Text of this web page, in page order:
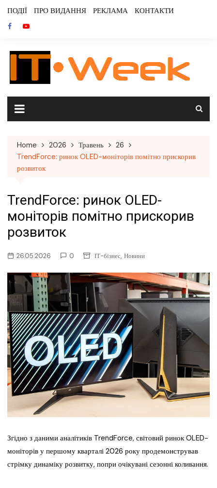
content
ПОДІЇ ПРО ВИДАННЯ РЕКЛАМА КОНТАКТИ
Home 2026 Травень
26
TrendForce: ринок OLED-моніторів помітно прискорив
розвиток
TrendForce: ринок OLED-
моніторів помітно прискорив
розвиток
26.05.2026 0 ІТ-бізнес, Новини
Згідно з даними аналітиків TrendForce, світовий ринок OLED-
моніторів у першому кварталі 2026 року продемонстрував
стрімку динаміку розвитку, попри очікувані сезонні коливання.